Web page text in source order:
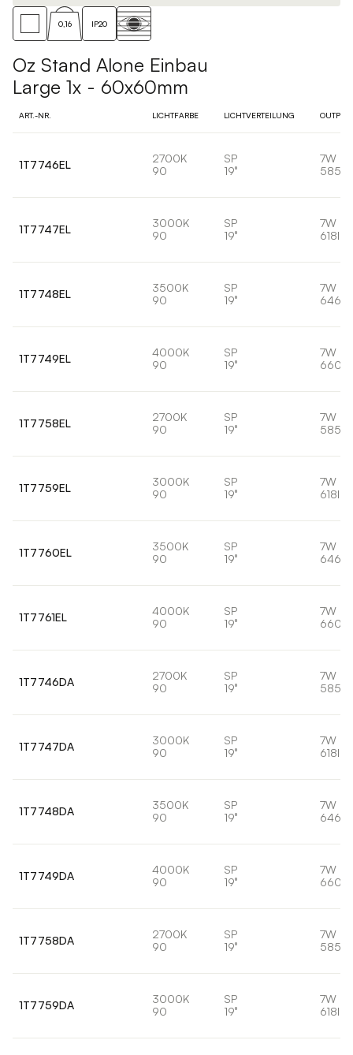
0,16 IP20
Oz Stand Alone Einbau
Large 1x - 60x60mm
ART.-NR. LICHTFARBE LICHTVERTEILUNG OUTPUT
1T7746EL
2700K
90
SP
19°
7W
585lm
1T7747EL
3000K
90
SP
19°
7W
618lm
1T7748EL
3500K
90
SP
19°
7W
646lm
1T7749EL
4000K
90
SP
19°
7W
660lm
1T7758EL
2700K
90
SP
19°
7W
585lm
1T7759EL
3000K
90
SP
19°
7W
618lm
1T7760EL
3500K
90
SP
19°
7W
646lm
1T7761EL
4000K
90
SP
19°
7W
660lm
1T7746DA
2700K
90
SP
19°
7W
585lm
1T7747DA
3000K
90
SP
19°
7W
618lm
1T7748DA
3500K
90
SP
19°
7W
646lm
1T7749DA
4000K
90
SP
19°
7W
660lm
1T7758DA
2700K
90
SP
19°
7W
585lm
1T7759DA
3000K
90
SP
19°
7W
618lm